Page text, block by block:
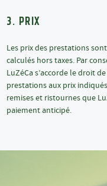
3. PRIX
Les prix des prestations
calculés hors taxes. Par
LuZéCa s’accorde le droit
prestations aux prix
remises et ristournes que
paiement anticipé.